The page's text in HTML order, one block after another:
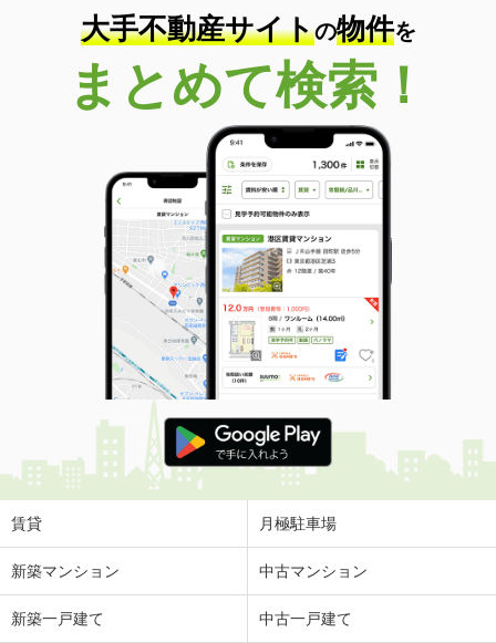
大手不動産サイトの物件を
まとめて検索！
賃貸 月極駐車場
新築マンション 中古マンション
新築一戸建て 中古一戸建て